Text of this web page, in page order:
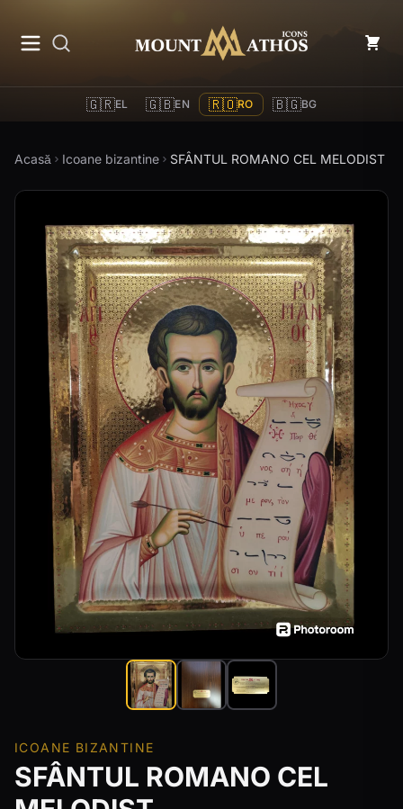
Mount Athos Icons
🇬🇷EL 🇬🇧EN 🇷🇴RO 🇧🇬BG
Acasă Icoane bizantine SFÂNTUL ROMANO CEL MELODIST
ICOANE BIZANTINE
SFÂNTUL ROMANO CEL